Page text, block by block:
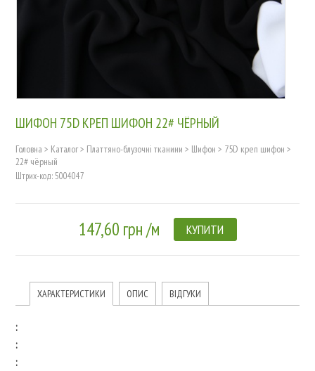
ШИФОН 75D КРЕП ШИФОН 22# ЧЁРНЫЙ
Головна > Каталог> Платтяно-блузочні тканини > Шифон > 75D креп шифон >
22# чёрный
Штрих-код: 5004047
147,60 грн /м КУПИТИ
ХАРАКТЕРИСТИКИ ОПИС ВІДГУКИ
:
:
: